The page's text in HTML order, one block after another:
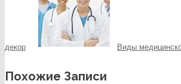
декор Виды
Похожие Записи